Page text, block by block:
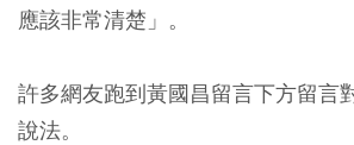
應該非常清楚」。
許多網友跑到黃國昌留言下方留言
說法。